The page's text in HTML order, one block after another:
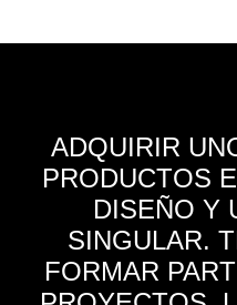
ADQUIRIR
PRODUCTOS
DISEÑO Y
SINGULAR.
FORMAR